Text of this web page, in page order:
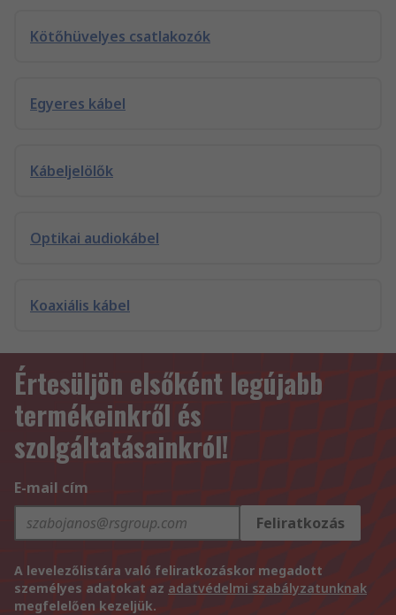
Kötőhüvelyes csatlakozók
Egyeres kábel
Kábeljelölők
Optikai audiokábel
Koaxiális kábel
Értesüljön elsőként legújabb
termékeinkről és
szolgáltatásainkról!
E-mail cím
Feliratkozás
A levelezőlistára való feliratkozáskor megadott
személyes adatokat az adatvédelmi szabályzatunknak
megfelelően kezeljük.